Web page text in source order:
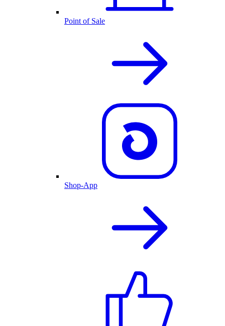
Point of Sale
Shop-App